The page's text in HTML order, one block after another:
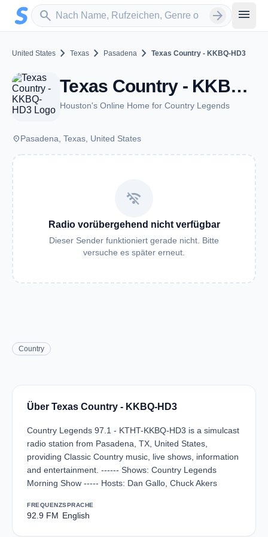
Zum Hauptinhalt springen
search
Sender suchen arrow_forward menu
United States chevron_right Texas chevron_right Pasadena chevron_right Texas Country - KKBQ-HD3
Texas Country - KKBQ-HD3 - FM 92.9 - Pasadena, TX
Houston's Online Home for Country Legends
placePasadena, Texas, United States
wifi_off
Radio vorübergehend nicht verfügbar
Dieser Sender funktioniert gerade nicht. Bitte
versuche es später erneut.
Country
Über Texas Country - KKBQ-HD3
Country Legends 97.1 - KTHT-KKBQ-HD3 is a simulcast
radio station from Pasadena, TX, United States,
providing Classic Country music, live shows, information
and entertainment. ------ Shows: Country Legends
Morning Show ----- Hosts: Dan Gallo, Chuck Akers
FREQUENZ
92.9 FM
SPRACHE
English